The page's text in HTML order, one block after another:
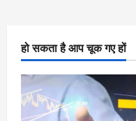
हो सकता है आप चूक गए हों